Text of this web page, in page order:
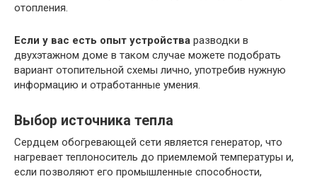
отопления.
Если у вас есть опыт устройства разводки в
двухэтажном доме в таком случае можете подобрать
вариант отопительной схемы лично, употребив нужную
информацию и отработанные умения.
Выбор источника тепла
Сердцем обогревающей сети является генератор, что
нагревает теплоноситель до приемлемой температуры и,
если позволяют его промышленные способности,